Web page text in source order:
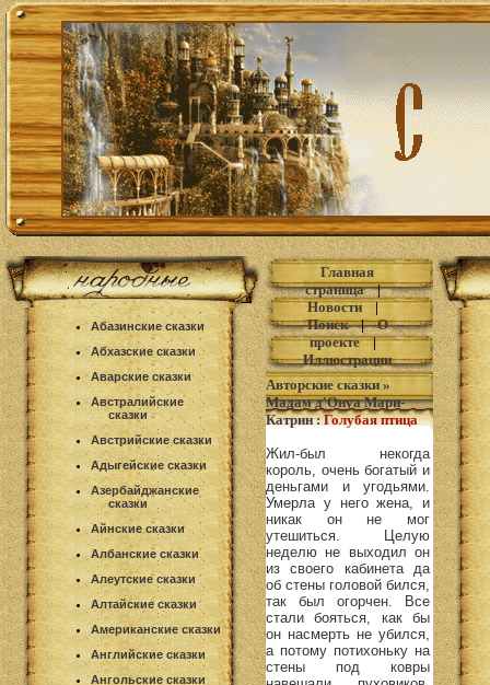
Абазинские сказки
Абхазские сказки
Аварские сказки
Австралийские
сказки
Австрийские сказки
Адыгейские сказки
Азербайджанские
сказки
Айнские сказки
Албанские сказки
Алеутские сказки
Алтайские сказки
Американские сказки
Английские сказки
Ангольские сказки
Главная
страница|
Новости|
Поиск|О
проекте|
Иллюстрации
Авторские сказки »
Мадам д'Онуа Мари-
Катрин:Голубая птица
Жил-был некогда
король, очень богатый и
деньгами и угодьями.
Умерла у него жена, и
никак он не мог
утешиться. Целую
неделю не выходил он
из своего кабинета да
об стены головой бился,
так был огорчен. Все
стали бояться, как бы
он насмерть не убился,
а потому потихоньку на
стены под ковры